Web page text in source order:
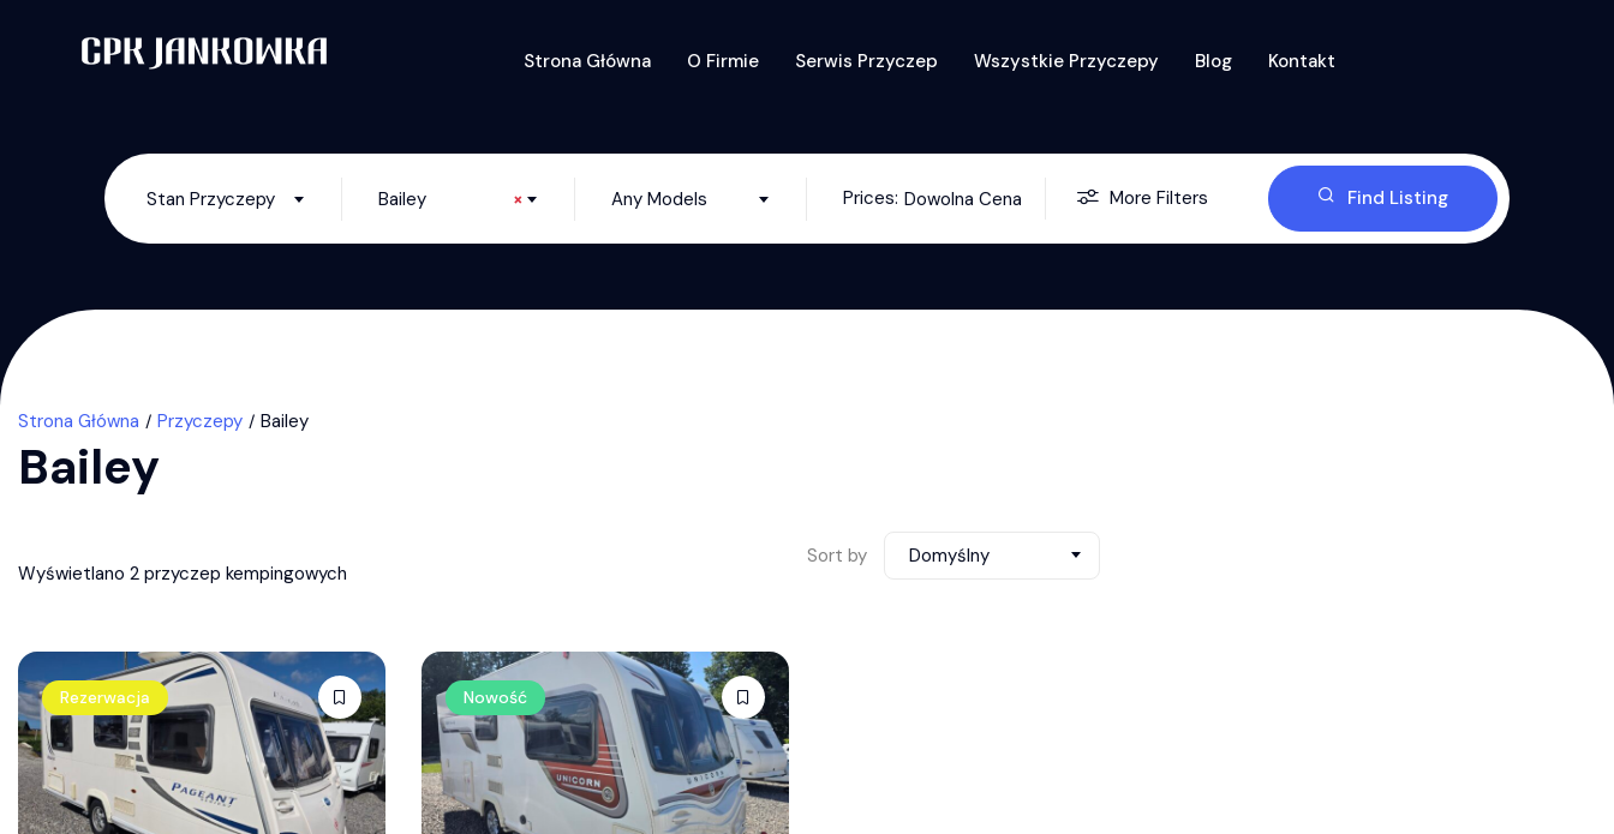
Strona Główna O Firmie Serwis Przyczep Wszystkie Przyczepy Blog Kontakt
Stan Przyczepy ×
Bailey Any Models Prices: Dowolna Cena More Filters Find Listing
Strona Główna Przyczepy Bailey
Bailey
Wyświetlano 2 przyczep kempingowych
Sort by Domyślny
Rezerwacja Nowość